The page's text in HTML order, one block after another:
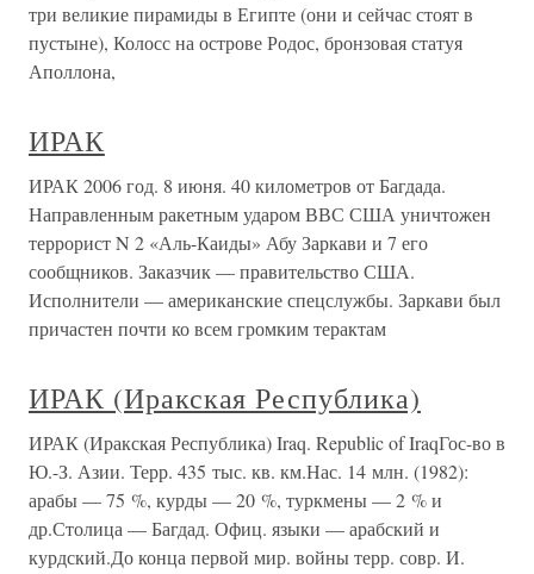
три великие пирамиды в Египте (они и сейчас стоят в
пустыне), Колосс на острове Родос, бронзовая статуя
Аполлона,
ИРАК
ИРАК 2006 год. 8 июня. 40 километров от Багдада.
Направленным ракетным ударом ВВС США уничтожен
террорист N 2 «Аль-Каиды» Абу Заркави и 7 его
сообщников. Заказчик — правительство США.
Исполнители — американские спецслужбы. Заркави был
причастен почти ко всем громким терактам
ИРАК (Иракская Республика)
ИРАК (Иракская Республика) Iraq. Republic of IraqГос-во в
Ю.-З. Азии. Терр. 435 тыс. кв. км.Нас. 14 млн. (1982):
арабы — 75 %, курды — 20 %, туркмены — 2 % и
др.Столица — Багдад. Офиц. языки — арабский и
курдский.До конца первой мир. войны терр. совр. И.